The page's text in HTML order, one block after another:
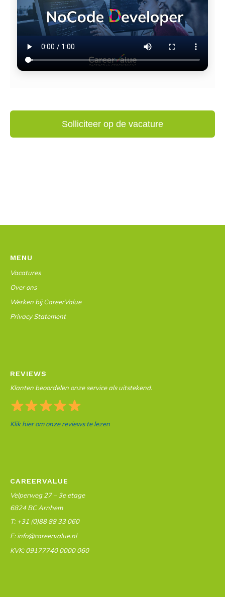
MENU
Vacatures
Over ons
Werken bij CareerValue
Privacy Statement
REVIEWS
Klanten beoordelen onze service als uitstekend.
Klik hier om onze reviews te lezen
CAREERVALUE
Velperweg 27 – 3e etage
6824 BC Arnhem
T: +31 (0)88 88 33 060
E: info@careervalue.nl
KVK: 09177740 0000 060